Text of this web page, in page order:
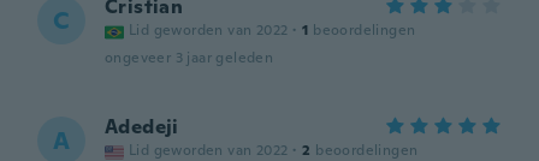
C Cristian
Lid geworden van 2022 · 1 beoordelingen
ongeveer 3 jaar geleden
A Adedeji
Lid geworden van 2022 · 2 beoordelingen